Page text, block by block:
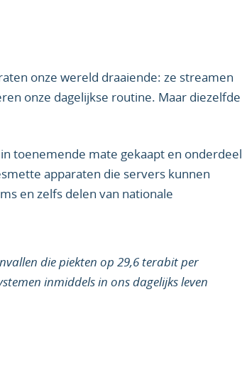
onze wereld draaiende: ze streamen
onze dagelijkse routine. Maar diezelfde
toenemende mate gekaapt en onderdeel
apparaten die servers kunnen
en zelfs delen van nationale
die piekten op 29,6 terabit per
inmiddels in ons dagelijks leven